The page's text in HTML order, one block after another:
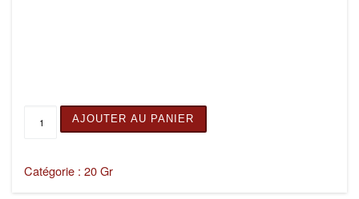
quantité de MANGO DIESEL 20G
AJOUTER AU PANIER
Catégorie : 20 Gr